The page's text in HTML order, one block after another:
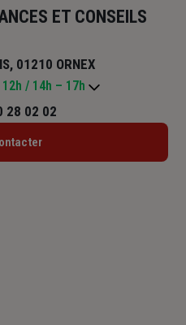
ET CONSEILS
01210 ORNEX
Ouvert 09h – 12h / 14h – 17h
12h / 14h – 18h
28 02 02